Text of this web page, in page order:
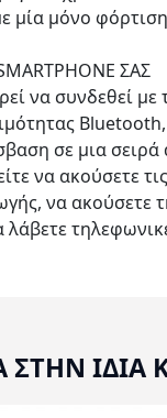
μία μόνο
ΣΑΣ
να συνδεθεί
σε μια σειρά
να ακούσετε
να ακούσετε
λάβετε
ΙΔΙΑ